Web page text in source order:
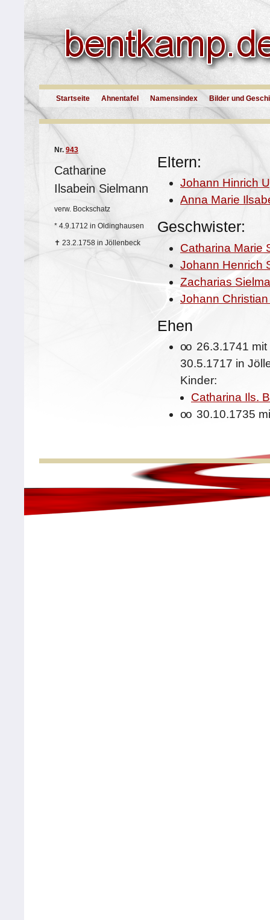
Startseite Ahnentafel Namensindex Bilder und
Nr. 943
Catharine
Ilsabein Sielmann
verw. Bockschatz
* 4.9.1712 in Oldinghausen
✝ 23.2.1758 in Jöllenbeck
Eltern:
Johann Hinrich
Anna Marie
Geschwister:
Catharina Marie
Johann Henrich
Zacharias
Johann
Ehen
oo 26.3.1741 mit
30.5.1717 in
Kinder:
Catharina Ils.
oo 30.10.1735